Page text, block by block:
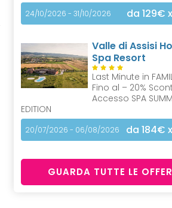
24/10/2026 - 31/10/2026 da 129€
Valle di Assisi
Spa Resort
Last Minute in
Fino al – 20%
Accesso SPA
EDITION
20/07/2026 - 06/08/2026 da 184€
GUARDA TUTTE LE